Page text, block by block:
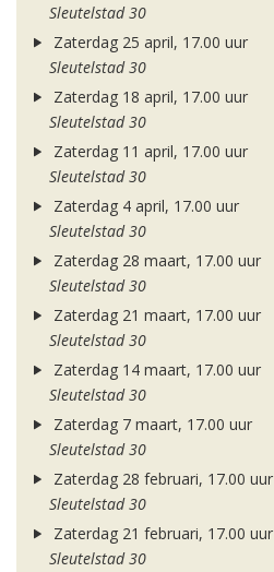
Sleutelstad 30
Zaterdag 25 april, 17.00 uur
Sleutelstad 30
Zaterdag 18 april, 17.00 uur
Sleutelstad 30
Zaterdag 11 april, 17.00 uur
Sleutelstad 30
Zaterdag 4 april, 17.00 uur
Sleutelstad 30
Zaterdag 28 maart, 17.00 uur
Sleutelstad 30
Zaterdag 21 maart, 17.00 uur
Sleutelstad 30
Zaterdag 14 maart, 17.00 uur
Sleutelstad 30
Zaterdag 7 maart, 17.00 uur
Sleutelstad 30
Zaterdag 28 februari, 17.00 uur
Sleutelstad 30
Zaterdag 21 februari, 17.00 uur
Sleutelstad 30